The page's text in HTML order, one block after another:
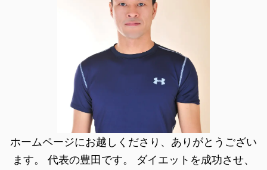
ホームページにお越しくださり、ありがとうござい
ます。 代表の豊田です。 ダイエットを成功させ、